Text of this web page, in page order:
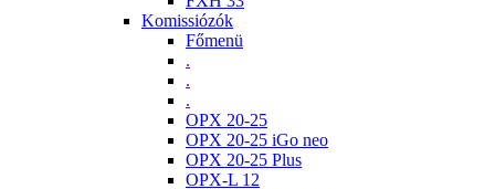
Komissiózók
Főmenü
.
.
.
OPX 20-25
OPX 20-25 iGo neo
OPX 20-25 Plus
OPX-L 12